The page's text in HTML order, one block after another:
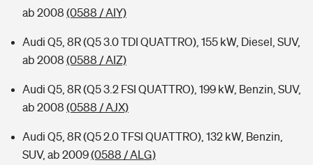
Sie haben Fragen?
ab 2008 (0588 / AIY)
Audi Q5, 8R (Q5 3.0 TDI QUATTRO), 155 kW, Diesel, SUV,
ab 2008 (0588 / AIZ)
Audi Q5, 8R (Q5 3.2 FSI QUATTRO), 199 kW, Benzin, SUV,
ab 2008 (0588 / AJX)
Audi Q5, 8R (Q5 2.0 TFSI QUATTRO), 132 kW, Benzin,
SUV, ab 2009(0588 / ALG)